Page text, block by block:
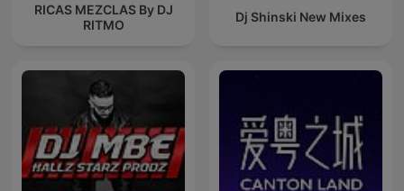
RICAS MEZCLAS By DJ
RITMO
Dj Shinski New Mixes